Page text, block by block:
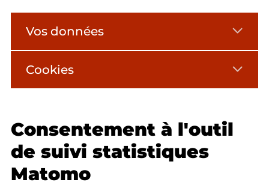
Vos données
Cookies
Consentement à l'outil
de suivi statistiques
Matomo